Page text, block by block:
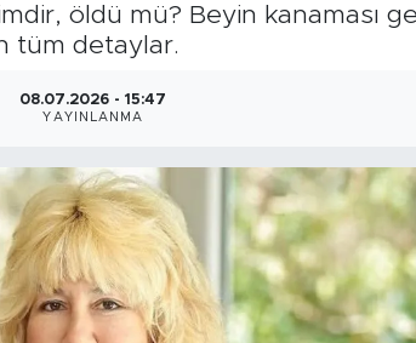
öldü mü? Beyin kanaması
tüm detaylar.
08.07.2026 - 15:47
YAYINLANMA